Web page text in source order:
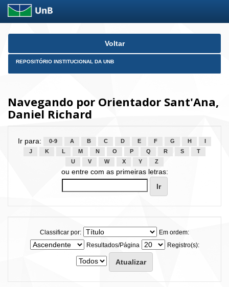
Skip
Voltar
REPOSITÓRIO INSTITUCIONAL DA UNB
Navegando por Orientador Sant'Ana,
Daniel Richard
Ir para: 0-9 A B C D E F G H
J
K L M N O P Q R S
T
U
V W X Y Z
ou entre com as primeiras letras:
Classificar por:
Em ordem:
Resultados/Página
Registro(s):